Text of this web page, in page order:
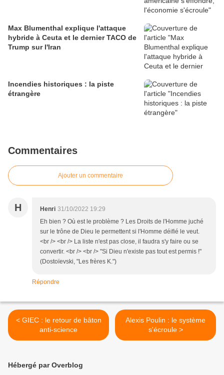
Max Blumenthal explique l'attaque
hybride à Ceuta et le dernier TACO de
Trump sur l'Iran
Incendies historiques : la piste
étrangère
Commentaires
Ajouter un commentaire
H Henri 31/10/2022 19:29
Eh bien ? Où est le problème ? Les Droits de l'Homme juché
sur le trône de Dieu le permettent si l'Homme déifié le veut.
<br /> <br /> La liste n'est pas close, il faudra s'y faire ou se
convertir. <br /> <br /> "Si Dieu n'existe pas tout est permis !"
(Dostoïevski, "Les frères K.")
Répondre
< GIEC : le retour de bâton
anti-science
Alexis Poulin : le système
s'écroule >
Hébergé par Overblog